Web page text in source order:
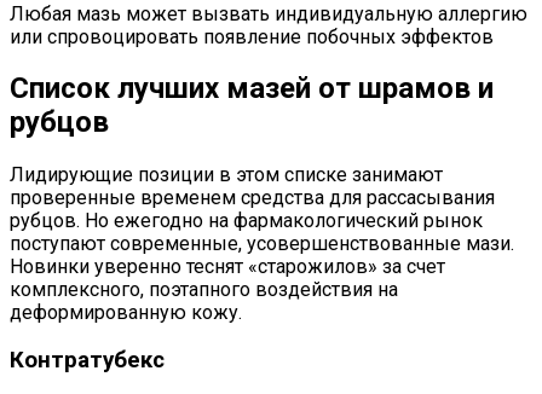
Любая мазь может вызвать индивидуальную аллергию
или спровоцировать появление побочных эффектов
Список лучших мазей от шрамов и
рубцов
Лидирующие позиции в этом списке занимают
проверенные временем средства для рассасывания
рубцов. Но ежегодно на фармакологический рынок
поступают современные, усовершенствованные мази.
Новинки уверенно теснят «старожилов» за счет
комплексного, поэтапного воздействия на
деформированную кожу.
Контратубекс